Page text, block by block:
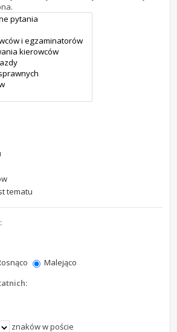
tematu
Malejąco
znaków w poście